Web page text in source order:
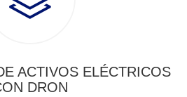
ACTIVOS ELÉCTRICOS
DRON